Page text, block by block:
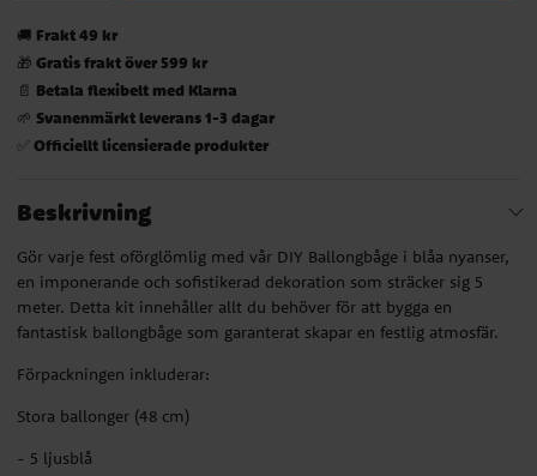
🚚 Frakt 49 kr
🎁 Gratis frakt över 599 kr
📄 Betala flexibelt med Klarna
🌱 Svanenmärkt leverans 1-3 dagar
✅ Officiellt licensierade produkter
Beskrivning
Gör varje fest oförglömlig med vår DIY Ballongbåge i blåa nyanser,
en imponerande och sofistikerad dekoration som sträcker sig 5
meter. Detta kit innehåller allt du behöver för att bygga en
fantastisk ballongbåge som garanterat skapar en festlig atmosfär.
Förpackningen inkluderar:
Stora ballonger (48 cm)
- 5 ljusblå